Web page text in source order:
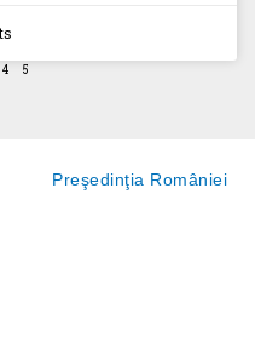
4 5
Preşedinţia României